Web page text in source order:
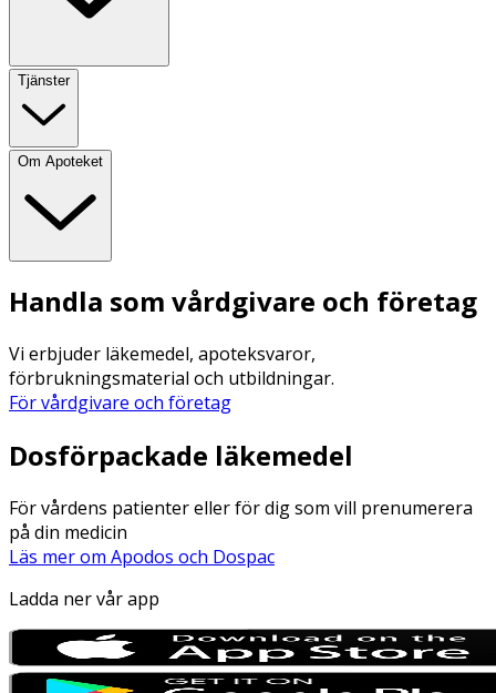
Tjänster
Om Apoteket
Handla som vårdgivare och företag
Vi erbjuder läkemedel, apoteksvaror,
förbrukningsmaterial och utbildningar.
För vårdgivare och företag
Dosförpackade läkemedel
För vårdens patienter eller för dig som vill prenumerera
på din medicin
Läs mer om Apodos och Dospac
Ladda ner vår app